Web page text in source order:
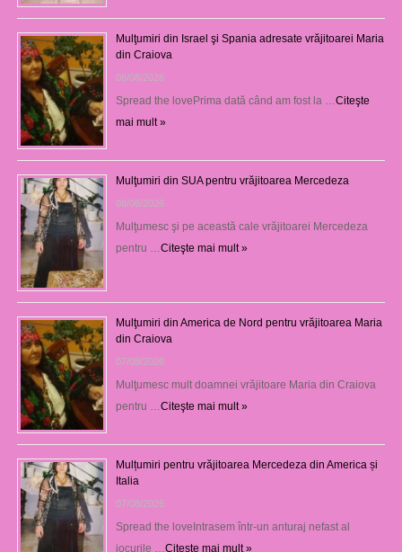
Mulţumiri din Israel şi Spania adresate vrăjitoarei Maria
din Craiova
08/08/2026
Spread the lovePrima dată când am fost la …Citeşte
mai mult »
Mulţumiri din SUA pentru vrăjitoarea Mercedeza
08/08/2026
Mulţumesc şi pe această cale vrăjitoarei Mercedeza
pentru …Citeşte mai mult »
Mulţumiri din America de Nord pentru vrăjitoarea Maria
din Craiova
07/08/2026
Mulţumesc mult doamnei vrăjitoare Maria din Craiova
pentru …Citeşte mai mult »
Mulțumiri pentru vrăjitoarea Mercedeza din America și
Italia
07/08/2026
Spread the loveIntrasem într-un anturaj nefast al
jocurile …Citeşte mai mult »